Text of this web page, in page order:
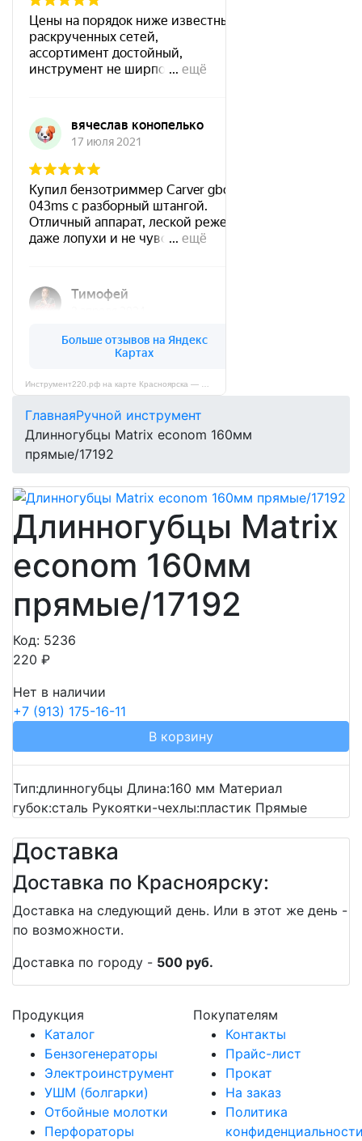
ГлавнаяРучной инструмент
Длинногубцы Matrix econom 160мм
прямые/17192
Длинногубцы Matrix
econom 160мм
прямые/17192
Код: 5236
220 ₽
Нет в наличии
+7 (913) 175-16-11
В корзину
Тип:длинногубцы Длина:160 мм Материал
губок:сталь Рукоятки-чехлы:пластик Прямые
Доставка
Доставка по Красноярску:
Доставка на следующий день. Или в этот же день -
по возможности.
Доставка по городу - 500 руб.
Продукция
Каталог
Бензогенераторы
Электроинструмент
УШМ (болгарки)
Отбойные молотки
Перфораторы
Покупателям
Контакты
Прайс-лист
Прокат
На заказ
Политика